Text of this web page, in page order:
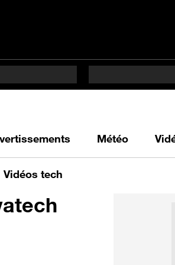
Météo
Vidéos tech